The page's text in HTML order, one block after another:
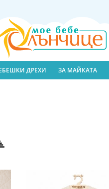
ДРЕХИ ЗА МАЙКАТА
Настрой